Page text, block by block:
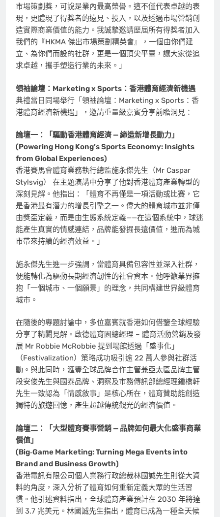
市場策劃獎，可說是業內最高榮譽。這不僅代表卓越的表
現，更體現了得獎者的遠見、投入，以及透過市場營銷創
造實際商業價值的能力。我誠摯邀請歷屆所有得獎者加入
我們的『HKMA 傑出市場策劃精英會』，一個由你們建
立、為你們而設的社群，更是一個頂尖平臺，讓大家從追
求卓越，攜手塑造行業的未來。」
領袖論壇： Marketing x Sports ：香港體育經濟新機遇
典禮當日同場舉行「領袖論壇：Marketing x Sports：香
港體育經濟新機遇」，邀請重量級嘉賓分享前瞻洞見：
論壇一：「驅動香港體育經濟 — 締造新增長動力」
(Powering Hong Kong’s Sports Economy: Insights
from Global Experiences)
香港賽馬會體育業務執行總監施永傑先生（Mr Caspar
Stylsvig） 在主題演講中分享了他對香港體育產業轉型的
深刻見解。他指出：「體育不再僅是一項活動或比賽，它
是香港最有潛力的增長引擎之一。偉大的體育城市並非僅
由獎盃定義，而是由生態系統定義——在這個系統中，球迷
能產生真實的情感連結，品牌能發掘長遠價值，進而為城
市帶來持續的經濟效益。」
施永傑先生進一步強調，當體育具備包容性並深入社群，
便能轉化為驅動長期經濟韌性的社會資本。他呼籲業界擁
抱「一個城市、一個願景」的理念，共同構建世界級體育
城市。
在隨後的專題討論中，多位嘉賓就香港如何借鑒全球經驗
分享了精闢見解。啟德體育園總經理 – 體育活動營銷及發
展 Mr Robbie McRobbie 提到場館透過「盛事化」
（Festivalization）策略成功吸引逾 22 萬人參與社群活
動。與此同時，滙豐全球品牌合作主管兼亞太區品牌主管
段安俊先生與國泰品牌、洞察及市務傳訊部總經理鍾橋軒
先生一致認為「情感敘事」是核心所在，體育贊助能創造
獨特的旅遊回憶，產生超越傳統觀光的經濟價值。
論壇二：「大型體育賽事營銷 — 品牌如何最大化盛事商業
價值」
(Big‑Game Marketing: Turning Mega Events into
Brand and Business Growth)
香港電訊有限公司個人業務行政總裁林國誠先生則從大資
料的角度，深入分析了體育如何重新定義大眾的生活習
慣。他引述資料指出，全球體育產業預計在 2030 年將達
到 3.7 兆美元。林國誠先生指出，體育已成為一種全天候